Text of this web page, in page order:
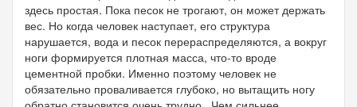
здесь простая. Пока песок не трогают, он может держать
вес. Но когда человек наступает, его структура
нарушается, вода и песок перераспределяются, а вокруг
ноги формируется плотная масса, что-то вроде
цементной пробки. Именно поэтому человек не
обязательно проваливается глубоко, но вытащить ногу